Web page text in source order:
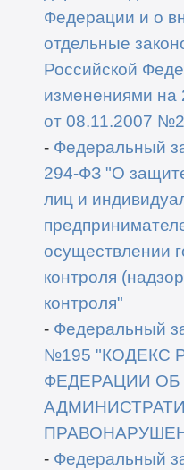
Федерации и о
отдельные
Российской
изменениями на
от 08.11.2007
- Федеральный
294-ФЗ "О
лиц и
осуществлении
контроля
контроля"
- Федеральный
№195 "КОДЕКС
ФЕДЕРАЦИИ ОБ
- Федеральный